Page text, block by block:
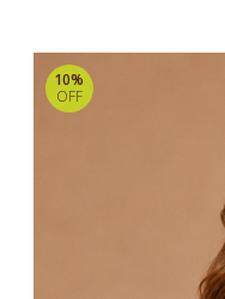
10%
OFF